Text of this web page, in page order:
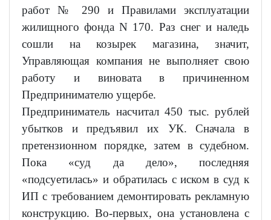
работ № 290 и Правилами эксплуатации
жилищного фонда N 170. Раз снег и наледь
сошли на козырек магазина, значит,
Управляющая компания не выполняет свою
работу и виновата в причиненном
Предпринимателю ущербе.
Предприниматель насчитал 450 тыс. рублей
убытков и предъявил их УК. Сначала в
претензионном порядке, затем в судебном.
Пока «суд да дело», последняя
«подсуетилась» и обратилась с иском в суд к
ИП с требованием демонтировать рекламную
конструкцию. Во-первых, она установлена с